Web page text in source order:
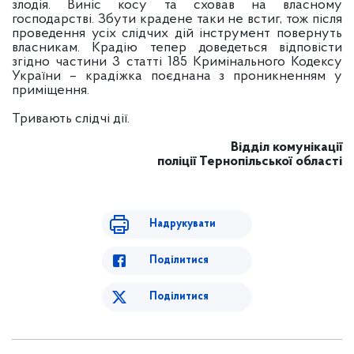
злодія. Виніс косу та сховав на власному
господарстві. Збути крадене таки не встиг, тож після
проведення усіх слідчих дій інструмент повернуть
власникам. Крадію тепер доведеться відповісти
згідно частини 3 статті 185 Кримінального Кодексу
України – крадіжка поєднана з проникненням у
приміщення.
Тривають слідчі дії.
Відділ комунікації
поліції Тернопільської області
Надрукувати
Поділитися
Поділитися